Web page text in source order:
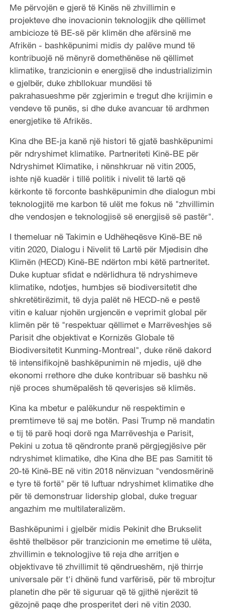
Me përvojën e gjerë të Kinës në zhvillimin e
projekteve dhe inovacionin teknologjik dhe qëllimet
ambicioze të BE-së për klimën dhe afërsinë me
Afrikën - bashkëpunimi midis dy palëve mund të
kontribuojë në mënyrë domethënëse në qëllimet
klimatike, tranzicionin e energjisë dhe industrializimin
e gjelbër, duke zhbllokuar mundësi të
pakrahasueshme për zgjerimin e tregut dhe krijimin e
vendeve të punës, si dhe duke avancuar të ardhmen
energjetike të Afrikës.
Kina dhe BE-ja kanë një histori të gjatë bashkëpunimi
për ndryshimet klimatike. Partneriteti Kinë-BE për
Ndryshimet Klimatike, i nënshkruar në vitin 2005,
ishte një kuadër i tillë politik i nivelit të lartë që
kërkonte të forconte bashkëpunimin dhe dialogun mbi
teknologjitë me karbon të ulët me fokus në "zhvillimin
dhe vendosjen e teknologjisë së energjisë së pastër".
I themeluar në Takimin e Udhëheqësve Kinë-BE në
vitin 2020, Dialogu i Nivelit të Lartë për Mjedisin dhe
Klimën (HECD) Kinë-BE ndërton mbi këtë partneritet.
Duke kuptuar sfidat e ndërlidhura të ndryshimeve
klimatike, ndotjes, humbjes së biodiversitetit dhe
shkretëtirëzimit, të dyja palët në HECD-në e pestë
vitin e kaluar njohën urgjencën e veprimit global për
klimën për të "respektuar qëllimet e Marrëveshjes së
Parisit dhe objektivat e Kornizës Globale të
Biodiversitetit Kunming-Montreal", duke rënë dakord
të intensifikojnë bashkëpunimin në mjedis, ujë dhe
ekonomi rrethore dhe duke kontribuar së bashku në
një proces shumëpalësh të qeverisjes së klimës.
Kina ka mbetur e palëkundur në respektimin e
premtimeve të saj me botën. Pasi Trump në mandatin
e tij të parë hoqi dorë nga Marrëveshja e Parisit,
Pekini u zotua të qëndronte pranë përgjegjësive për
ndryshimet klimatike, dhe Kina dhe BE pas Samitit të
20-të Kinë-BE në vitin 2018 nënvizuan "vendosmërinë
e tyre të fortë" për të luftuar ndryshimet klimatike dhe
për të demonstruar lidership global, duke treguar
angazhim me multilateralizëm.
Bashkëpunimi i gjelbër midis Pekinit dhe Brukselit
është thelbësor për tranzicionin me emetime të ulëta,
zhvillimin e teknologjive të reja dhe arritjen e
objektivave të zhvillimit të qëndrueshëm, një thirrje
universale për t'i dhënë fund varfërisë, për të mbrojtur
planetin dhe për të siguruar që të gjithë njerëzit të
gëzojnë paqe dhe prosperitet deri në vitin 2030.